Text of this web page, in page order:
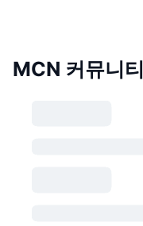
MCN 커뮤니티